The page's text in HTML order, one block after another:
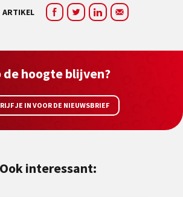
ARTIKEL
de hoogte blijven?
JE IN VOOR DE NIEUWSBRIEF
Ook interessant: